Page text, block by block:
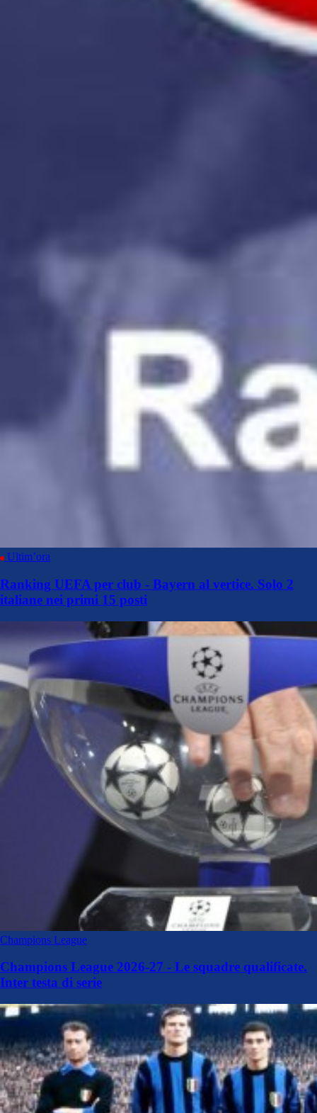
Ultim’ora
Ranking UEFA per club - Bayern al vertice. Solo 2
italiane nei primi 15 posti
Champions League
Champions League 2026-27 - Le squadre qualificate.
Inter testa di serie